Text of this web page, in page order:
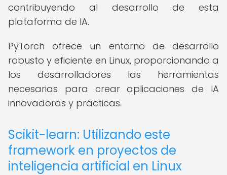
contribuyendo al desarrollo de esta
plataforma de IA.
PyTorch ofrece un entorno de desarrollo
robusto y eficiente en Linux, proporcionando a
los desarrolladores las herramientas
necesarias para crear aplicaciones de IA
innovadoras y prácticas.
Scikit-learn: Utilizando este
framework en proyectos de
inteligencia artificial en Linux